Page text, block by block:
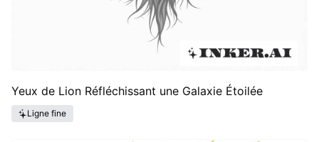
Yeux de Lion Réfléchissant une Galaxie Étoilée
Ligne fine